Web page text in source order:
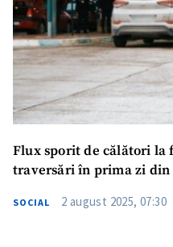
Flux sporit de călători la
traversări în prima zi din
SOCIAL 2 august 2025, 07:30